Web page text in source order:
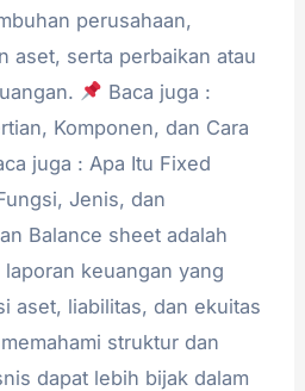
perusahaan,
aset, serta perbaikan atau
Baca juga :
Komponen, dan Cara
juga : Apa Itu Fixed
Jenis, dan
Balance sheet adalah
keuangan yang
aset, liabilitas, dan ekuitas
struktur dan
dapat lebih bijak dalam